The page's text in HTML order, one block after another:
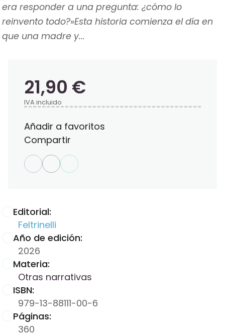
era responder a una pregunta: ¿cómo lo
reinvento todo?»Esta historia comienza el día en
que una madre y...
Editorial:
Feltrinelli
Año de edición:
2026
Materia:
Otras narrativas
ISBN:
979-13-88111-00-6
Páginas:
360
21,90 €
IVA incluido
Añadir a favoritos
Compartir